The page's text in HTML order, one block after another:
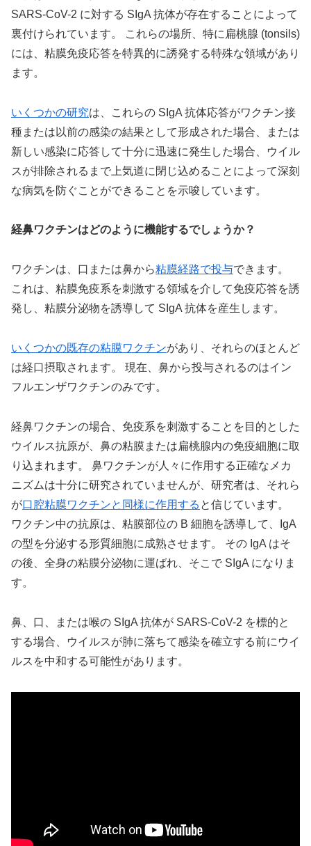
SARS-CoV-2 に対する SIgA 抗体が存在することによって
裏付けられています。 これらの場所、特に扁桃腺 (tonsils)
には、粘膜免疫応答を特異的に誘発する特殊な領域があり
ます。
いくつかの研究は、これらの SIgA 抗体応答がワクチン接
種または以前の感染の結果として形成された場合、または
新しい感染に応答して十分に迅速に発生した場合、ウイル
スが排除されるまで上気道に閉じ込めることによって深刻
な病気を防ぐことができることを示唆しています。
経鼻ワクチンはどのように機能するでしょうか？
ワクチンは、口または鼻から粘膜経路で投与できます。
これは、粘膜免疫系を刺激する領域を介して免疫応答を誘
発し、粘膜分泌物を誘導して SIgA 抗体を産生します。
いくつかの既存の粘膜ワクチンがあり、それらのほとんど
は経口摂取されます。 現在、鼻から投与されるのはイン
フルエンザワクチンのみです。
経鼻ワクチンの場合、免疫系を刺激することを目的とした
ウイルス抗原が、鼻の粘膜または扁桃腺内の免疫細胞に取
り込まれます。 鼻ワクチンが人々に作用する正確なメカ
ニズムは十分に研究されていませんが、研究者は、それら
が口腔粘膜ワクチンと同様に作用する と信じています。
ワクチン中の抗原は、粘膜部位の B 細胞を誘導して、IgA
の型を分泌する形質細胞に成熟させます。 その IgA はそ
の後、全身の粘膜分泌物に運ばれ、そこで SIgA になりま
す。
鼻、口、または喉の SIgA 抗体が SARS-CoV-2 を標的と
する場合、ウイルスが肺に落ちて感染を確立する前にウイ
ルスを中和する可能性があります。